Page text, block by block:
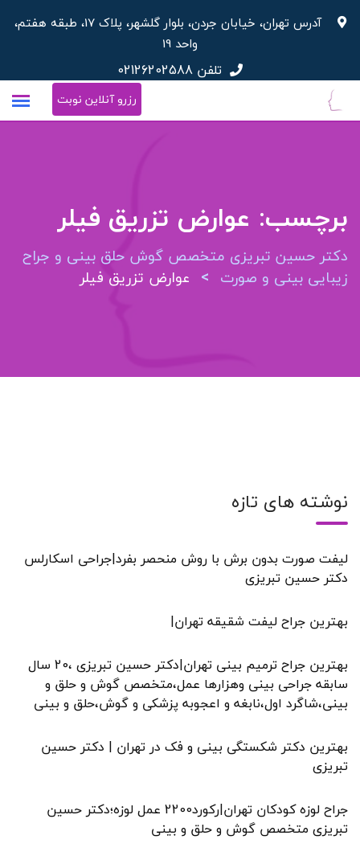
پرش
آدرس تهران، خیابان جردن، بلوار گلشهر، پلاک 17، طبقه هفتم،
واحد 19
تلفن 02126202588
رزرو آنلاین نوبت
برچسب: عوارض تزریق فیلر
دکتر حسین تبریزی متخصص گوش حلق بینی و جراح
زیبایی بینی و صورت > عوارض تزریق فیلر
نوشته های تازه
لیفت صورت بدون برش با روش منحصر بفرد|جراحی اسکارلس
دکتر حسین تبریزی
بهترین جراح لیفت شقیقه تهران|
بهترین جراح ترمیم بینی تهران|دکتر حسین تبریزی ،20 سال
سابقه جراحی بینی وهزارها عمل،متخصص گوش و حلق و
بینی،شاگرد اول،نابغه و اعجوبه پزشکی و گوش،حلق و بینی
بهترین دکتر شکستگی بینی و فک در تهران | دکتر حسین
تبریزی
جراح لوزه کودکان تهران|رکورد2200 عمل لوزه؛دکتر حسین
تبریزی متخصص گوش و حلق و بینی